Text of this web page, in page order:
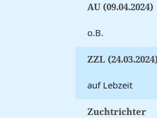
AU (09.04.2024)
o.B.
ZZL (24.03.2024)
auf Lebzeit
Zuchtrichter